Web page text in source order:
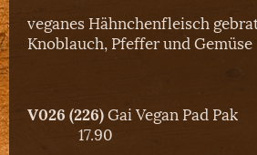
veganes Hähnchenfleisch
Knoblauch, Pfeffer und Gemüse
V026 (226)Gai Vegan
17.90